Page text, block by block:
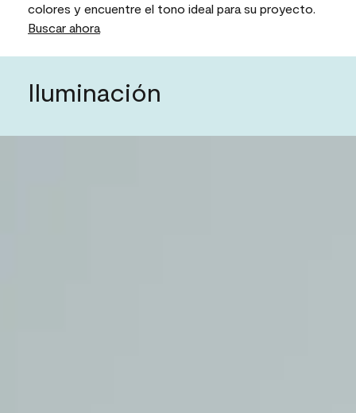
colores y encuentre el tono ideal para su proyecto.
Buscar ahora
Iluminación